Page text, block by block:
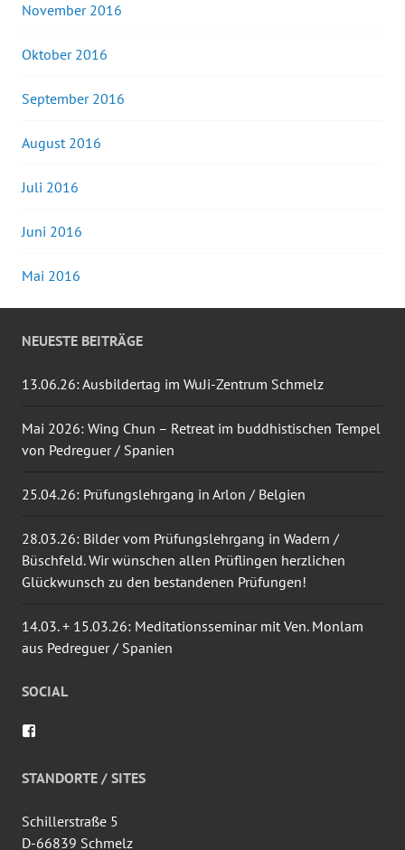
November 2016
Oktober 2016
September 2016
August 2016
Juli 2016
Juni 2016
Mai 2016
NEUESTE BEITRÄGE
13.06.26: Ausbildertag im WuJi-Zentrum Schmelz
Mai 2026: Wing Chun – Retreat im buddhistischen Tempel
von Pedreguer / Spanien
25.04.26: Prüfungslehrgang in Arlon / Belgien
28.03.26: Bilder vom Prüfungslehrgang in Wadern /
Büschfeld. Wir wünschen allen Prüflingen herzlichen
Glückwunsch zu den bestandenen Prüfungen!
14.03. + 15.03.26: Meditationsseminar mit Ven. Monlam
aus Pedreguer / Spanien
SOCIAL
auf
Facebook
STANDORTE / SITES
Schillerstraße 5
D-66839 Schmelz